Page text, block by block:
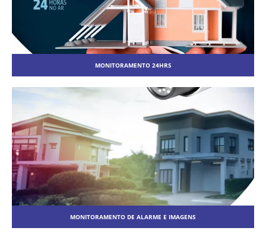
MONITORAMENTO 24HRS
MONITORAMENTO DE ALARME E IMAGENS